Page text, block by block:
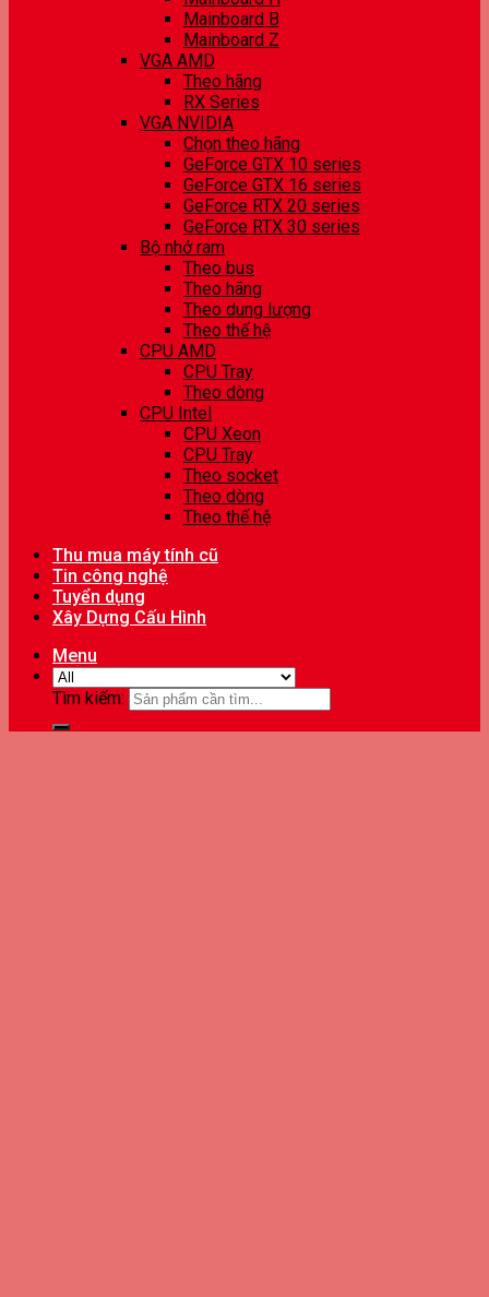
Mainboard B
Mainboard Z
VGA AMD
Theo hãng
RX Series
VGA NVIDIA
Chọn theo hãng
GeForce GTX 10 series
GeForce GTX 16 series
GeForce RTX 20 series
GeForce RTX 30 series
Bộ nhớ ram
Theo bus
Theo hãng
Theo dung lượng
Theo thế hệ
CPU AMD
CPU Tray
Theo dòng
CPU Intel
CPU Xeon
CPU Tray
Theo socket
Theo dòng
Theo thế hệ
Thu mua máy tính cũ
Tin công nghệ
Tuyển dụng
Xây Dựng Cấu Hình
Menu
Tìm kiếm: